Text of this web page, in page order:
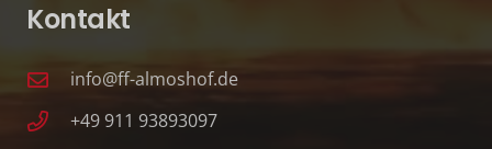
Kontakt
info@ff-almoshof.de
+49 911 93893097